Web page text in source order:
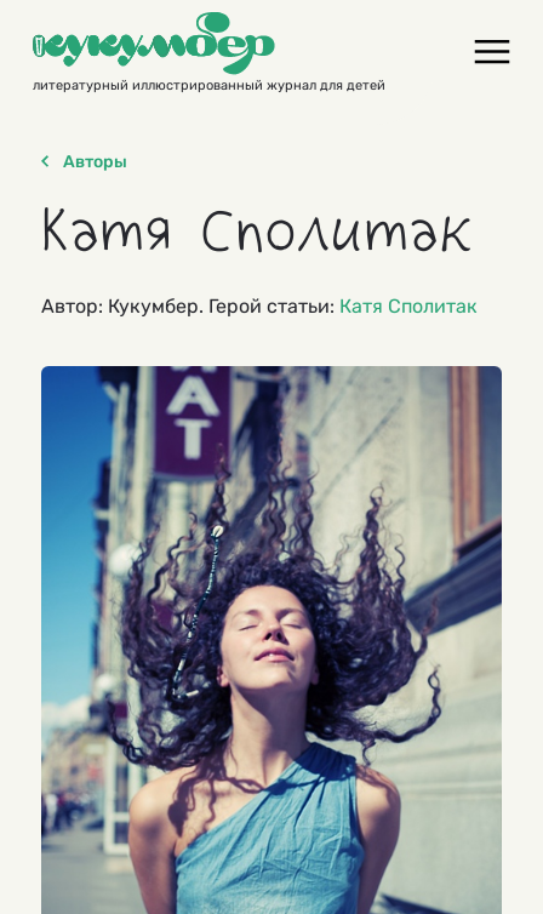
contentлитературный иллюстрированный журнал для детей
Авторы
Катя Сполитак
Автор: Кукумбер. Герой статьи: Катя Сполитак